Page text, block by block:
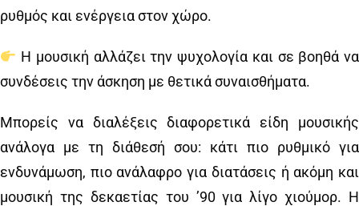
ρυθμός και ενέργεια στον χώρο.
Η μουσική αλλάζει την ψυχολογία και σε βοηθά να
συνδέσεις την άσκηση με θετικά συναισθήματα.
Μπορείς να διαλέξεις διαφορετικά είδη μουσικής
ανάλογα με τη διάθεσή σου: κάτι πιο ρυθμικό για
ενδυνάμωση, πιο ανάλαφρο για διατάσεις ή ακόμη και
μουσική της δεκαετίας του ’90 για λίγο χιούμορ. Η